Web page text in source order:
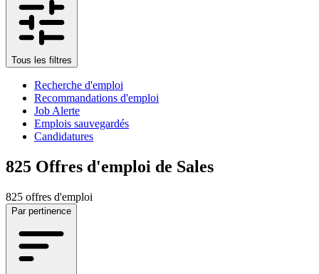
Tous les filtres
Recherche d'emploi
Recommandations d'emploi
Job Alerte
Emplois sauvegardés
Candidatures
825 Offres d'emploi de Sales
825 offres d'emploi
Par pertinence